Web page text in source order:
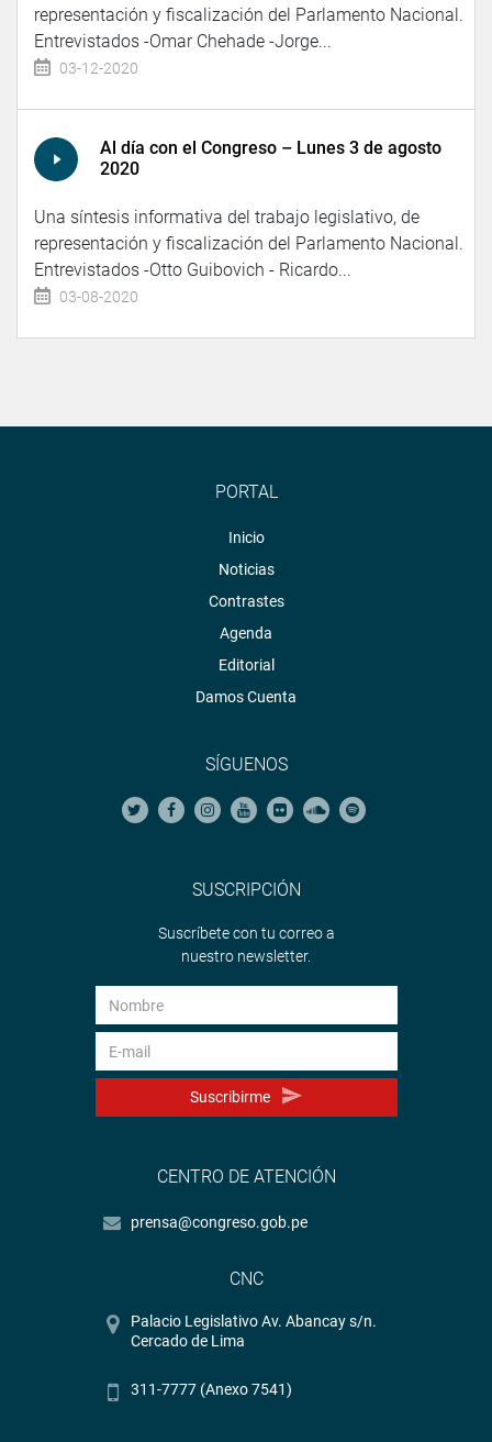
representación y fiscalización del Parlamento Nacional.
Entrevistados -Omar Chehade -Jorge...
03-12-2020
Al día con el Congreso – Lunes 3 de agosto
2020
Una síntesis informativa del trabajo legislativo, de
representación y fiscalización del Parlamento Nacional.
Entrevistados -Otto Guibovich - Ricardo...
03-08-2020
PORTAL
Inicio
Noticias
Contrastes
Agenda
Editorial
Damos Cuenta
SÍGUENOS
SUSCRIPCIÓN
Suscríbete con tu correo a
nuestro newsletter.
Suscribirme
CENTRO DE ATENCIÓN
prensa@congreso.gob.pe
CNC
Palacio Legislativo Av. Abancay s/n.
Cercado de Lima
311-7777 (Anexo 7541)